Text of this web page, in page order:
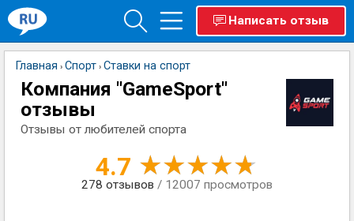
Написать отзыв
Главная › Спорт › Ставки на спорт
Компания "GameSport"
отзывы
Отзывы от любителей спорта
4.7
278 отзывов / 12007 просмотров